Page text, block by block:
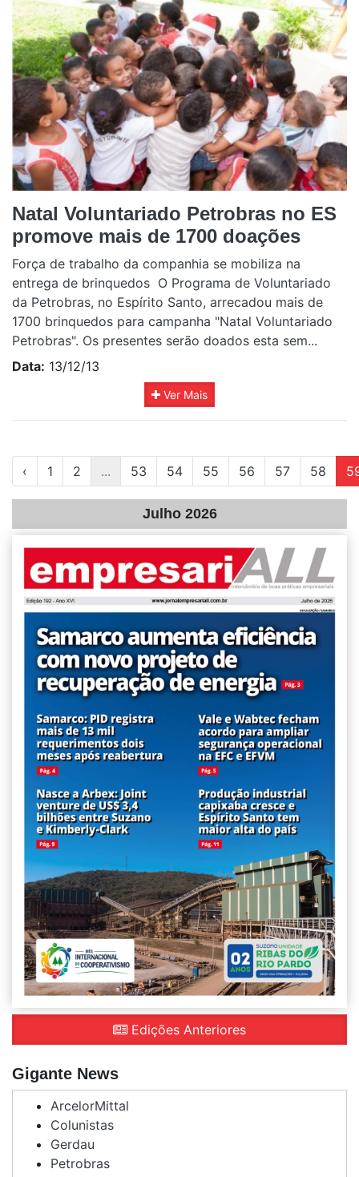
Natal Voluntariado Petrobras no ES
promove mais de 1700 doações
Força de trabalho da companhia se mobiliza na
entrega de brinquedos O Programa de Voluntariado
da Petrobras, no Espírito Santo, arrecadou mais de
1700 brinquedos para campanha "Natal Voluntariado
Petrobras". Os presentes serão doados esta sem...
Data: 13/12/13
Ver Mais
‹ 1 2 ... 53 54 55 56 57 58
Julho 2026
Edições Anteriores
Gigante News
ArcelorMittal
Colunistas
Gerdau
Petrobras